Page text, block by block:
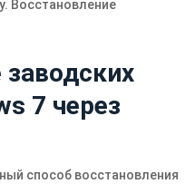
Восстановление
7 через
способ восстановления